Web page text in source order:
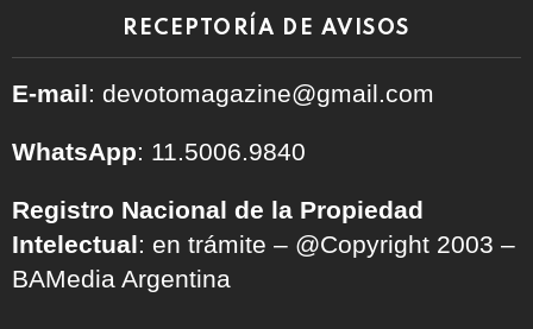
RECEPTORÍA DE AVISOS
E-mail: devotomagazine@gmail.com
WhatsApp: 11.5006.9840
Registro Nacional de la Propiedad
Intelectual: en trámite – @Copyright 2003 –
BAMedia Argentina